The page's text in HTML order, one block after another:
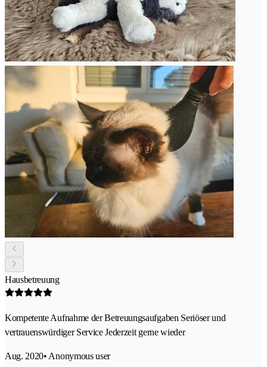
Hausbetreuung
Kompetente Aufnahme der Betreuungsaufgaben Seriöser und
vertrauenswürdiger Service Jederzeit gerne wieder
Aug. 2020• Anonymous user